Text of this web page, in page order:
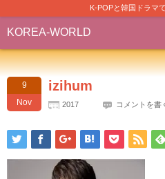
K-POPと韓国ドラマ
KOREA-WORLD
9
Nov
izihum
2017 コメントを書